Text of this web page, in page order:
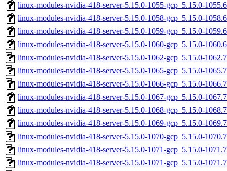
linux-modules-nvidia-418-server-5.15.0-1055-gcp_5.15.0-
linux-modules-nvidia-418-server-5.15.0-1058-gcp_5.15.0-
linux-modules-nvidia-418-server-5.15.0-1059-gcp_5.15.0-
linux-modules-nvidia-418-server-5.15.0-1060-gcp_5.15.0-
linux-modules-nvidia-418-server-5.15.0-1062-gcp_5.15.0-
linux-modules-nvidia-418-server-5.15.0-1065-gcp_5.15.0-
linux-modules-nvidia-418-server-5.15.0-1066-gcp_5.15.0-
linux-modules-nvidia-418-server-5.15.0-1067-gcp_5.15.0-
linux-modules-nvidia-418-server-5.15.0-1068-gcp_5.15.0-
linux-modules-nvidia-418-server-5.15.0-1069-gcp_5.15.0-
linux-modules-nvidia-418-server-5.15.0-1070-gcp_5.15.0-
linux-modules-nvidia-418-server-5.15.0-1071-gcp_5.15.0-
linux-modules-nvidia-418-server-5.15.0-1071-gcp_5.15.0-